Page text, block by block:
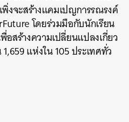
พิ่งจะสร้างแคมเปญการรณรงค์
โดยร่วมมือกับนักเรียน
สร้างความเปลี่ยนแปลงเกี่ยว
1,659แห่งใน105ประเทศทั่ว